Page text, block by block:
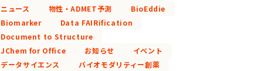
ニュース
物性・ADMET予測
BioEddie
Biomarker
Data FAIRification
Document to Structure
JChem for Office
お知らせ
イベント
データサイエンス
バイオモダリティー創薬